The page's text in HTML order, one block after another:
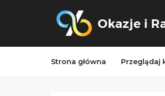
Strona główna Przeglądaj